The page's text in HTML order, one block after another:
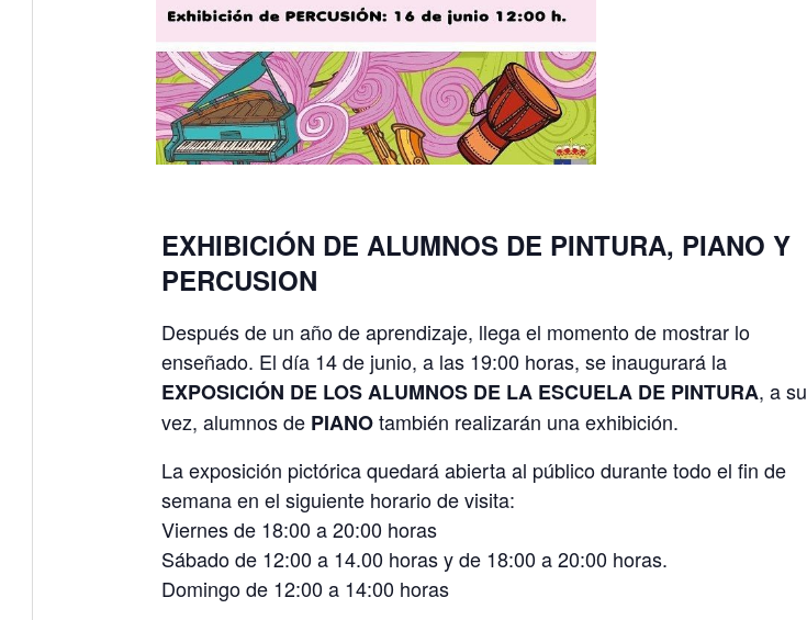
EXHIBICIÓN DE ALUMNOS DE PINTURA, PIANO Y
PERCUSION
Después de un año de aprendizaje, llega el momento de mostrar lo
enseñado. El día 14 de junio, a las 19:00 horas, se inaugurará la
EXPOSICIÓN DE LOS ALUMNOS DE LA ESCUELA DE PINTURA, a su
vez, alumnos de PIANOtambién realizarán una exhibición.
La exposición pictórica quedará abierta al público durante todo el fin de
semana en el siguiente horario de visita:
Viernes de 18:00 a 20:00 horas
Sábado de 12:00 a 14.00 horas y de 18:00 a 20:00 horas.
Domingo de 12:00 a 14:00 horas